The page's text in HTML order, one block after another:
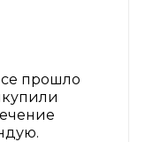
прошло